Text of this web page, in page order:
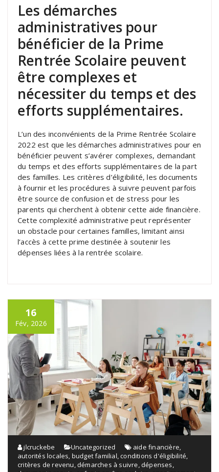
Les démarches
administratives pour
bénéficier de la Prime
Rentrée Scolaire peuvent
être complexes et
nécessiter du temps et des
efforts supplémentaires.
L’un des inconvénients de la Prime Rentrée Scolaire
2022 est que les démarches administratives pour en
bénéficier peuvent s’avérer complexes, demandant
du temps et des efforts supplémentaires de la part
des familles. Les critères d’éligibilité, les documents
à fournir et les procédures à suivre peuvent parfois
être source de confusion et de stress pour les
parents qui cherchent à obtenir cette aide financière.
Cette complexité administrative peut représenter
un obstacle pour certaines familles, limitant ainsi
l’accès à cette prime destinée à soutenir les
dépenses liées à la rentrée scolaire.
16
Fév, 2026
jlcruckebe Uncategorized aide financière,
autorités locales, budget familial,conditions d'éligibilité,
critères de revenu,démarches à suivre,dépenses,